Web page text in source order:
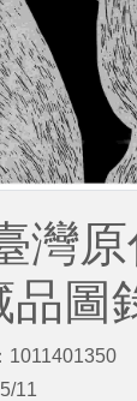
灣
品圖
1011401350
11